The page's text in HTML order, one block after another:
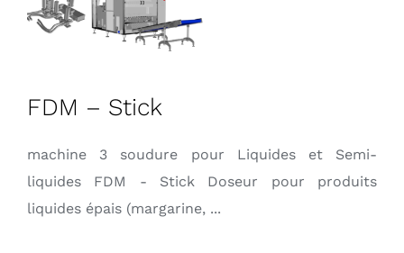
FDM – Stick
machine 3 soudure pour Liquides et Semi-
liquides FDM - Stick Doseur pour produits
liquides épais (margarine, ...